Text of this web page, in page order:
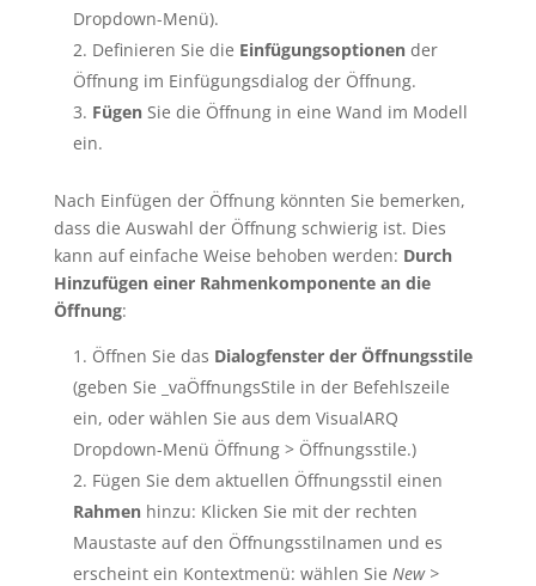
Dropdown-Menü).
Definieren Sie die Einfügungsoptionender
Öffnung im Einfügungsdialog der Öffnung.
FügenSie die Öffnung in eine Wand im Modell
ein.
Nach Einfügen der Öffnung könnten Sie bemerken,
dass die Auswahl der Öffnung schwierig ist. Dies
kann auf einfache Weise behoben werden: Durch
Hinzufügen einer Rahmenkomponente an die
Öffnung:
Öffnen Sie das Dialogfenster der Öffnungsstile
(geben Sie _vaÖffnungsStile in der Befehlszeile
ein, oder wählen Sie aus dem VisualARQ
Dropdown-Menü Öffnung > Öffnungsstile.)
Fügen Sie dem aktuellen Öffnungsstil einen
Rahmenhinzu: Klicken Sie mit der rechten
Maustaste auf den Öffnungsstilnamen und es
erscheint ein Kontextmenü: wählen Sie New >